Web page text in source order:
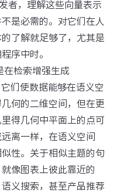
者，理解这些向量表示
是必需的。对它们在人
了解就足够了，尤其是
序中时。
在检索增强生成
们使数据能够在语义空
何的二维空间，但在更
得几何中平面上的点可
离一样，在语义空间
性。关于相似主题的句
像图表上彼此靠近的
义搜索，甚至产品推荐